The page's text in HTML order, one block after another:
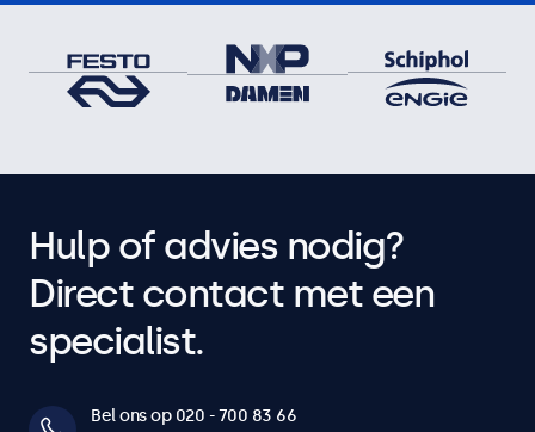
Hulp of advies nodig?
Direct contact met een
specialist.
Bel ons op 020 - 700 83 66